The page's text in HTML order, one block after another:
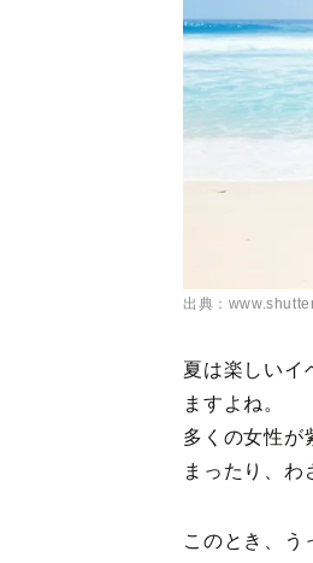
出典：
夏は楽しいイ
ますよね。
多くの女性が
まったり、わ
このとき、う